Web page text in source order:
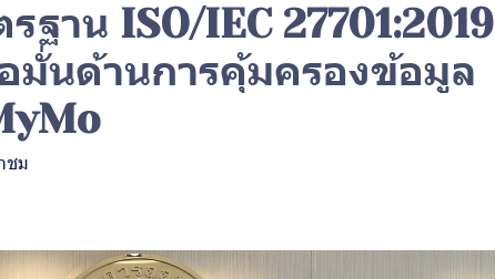
ฐาน ISO/IEC 27701:2019
มั่นด้านการคุ้มครองข้อมูล
ชม